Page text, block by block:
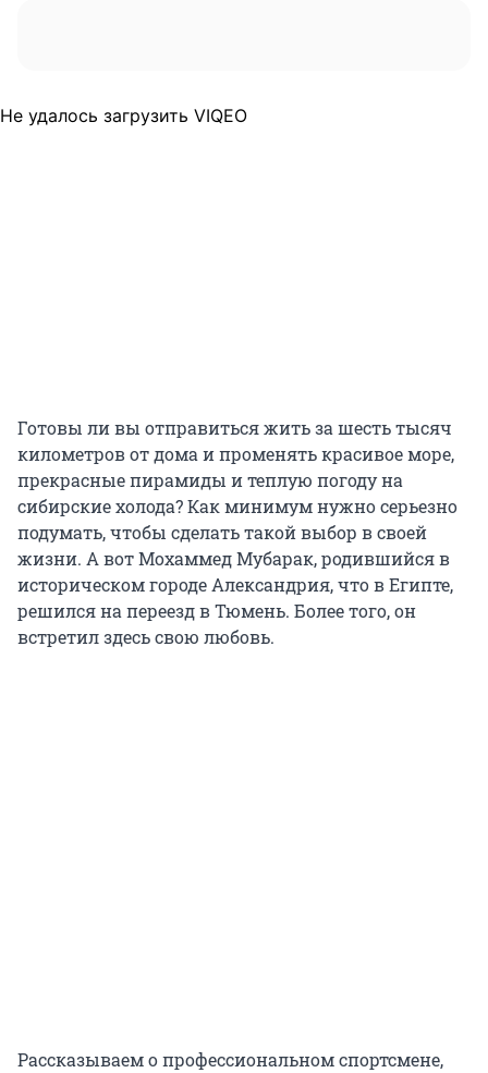
Не удалось загрузить VIQEO
Готовы ли вы отправиться жить за шесть тысяч
километров от дома и променять красивое море,
прекрасные пирамиды и теплую погоду на
сибирские холода? Как минимум нужно серьезно
подумать, чтобы сделать такой выбор в своей
жизни. А вот Мохаммед Мубарак, родившийся в
историческом городе Александрия, что в Египте,
решился на переезд в Тюмень. Более того, он
встретил здесь свою любовь.
Рассказываем о профессиональном спортсмене,